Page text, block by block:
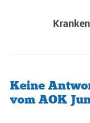
Keine
vom AOK